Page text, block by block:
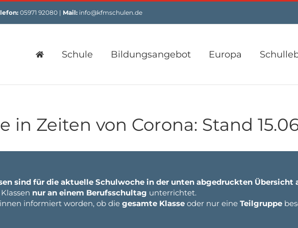
05971 92080 | Mail: info@kfmschulen.de
Schule Bildungsangebot Europa
in Zeiten von Corona: Stand
sind für die aktuelle Schulwoche in der unten abgedruckten Übersicht
nur an einem Berufsschultag unterrichtet.
informiert worden, ob die gesamte Klasse oder nur eine Teilgruppe